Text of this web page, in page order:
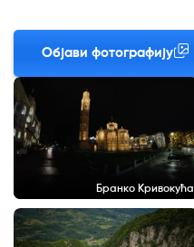
Објави фотографију
Бранко Кривокућа